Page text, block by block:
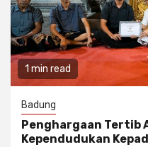
1 min read
Badung
Penghargaan Tertib
Kependudukan